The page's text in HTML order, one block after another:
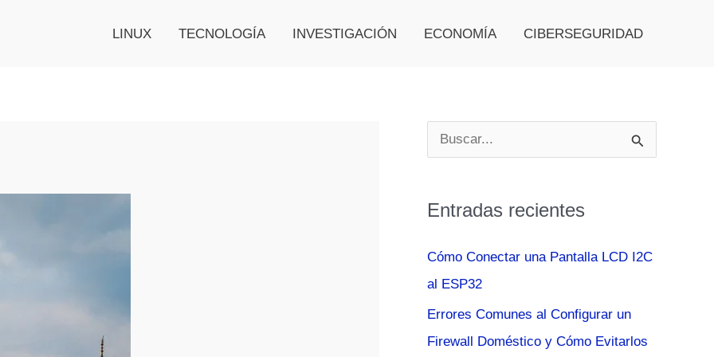
LINUX TECNOLOGÍA INVESTIGACIÓN ECONOMÍA CIBERSEGURIDAD
u
c
o
r
Entradas recientes
Cómo Conectar una Pantalla LCD I2C
al ESP32
Errores Comunes al Configurar un
Firewall Doméstico y Cómo Evitarlos